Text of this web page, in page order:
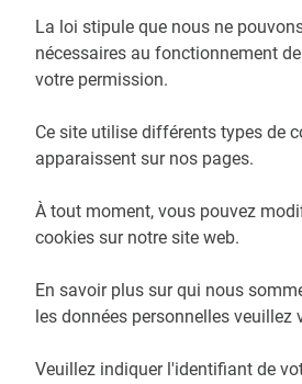
La loi stipule que nous ne
nécessaires au fonctionnement
votre permission.
Ce site utilise différents types de
apparaissent sur nos pages.
À tout moment, vous pouvez
cookies sur notre site web.
En savoir plus sur qui nous
les données personnelles
Veuillez indiquer l'identifiant de